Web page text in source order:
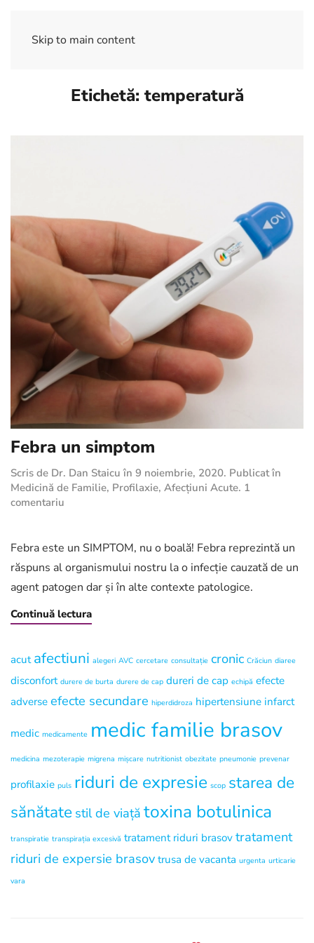
Skip to main content
Etichetă: temperatură
Febra un simptom
Scris de Dr. Dan Staicu în 9 noiembrie, 2020. Publicat în
Medicină de Familie, Profilaxie, Afecțiuni Acute. 1
comentariu
simptom
Febra este un SIMPTOM, nu o boală! Febra reprezintă un
răspuns al organismului nostru la o infecție cauzată de un
agent patogen dar și în alte contexte patologice.
Continuă lectura
acut afectiuni alegeri AVC cercetare consultație cronic Crăciun diaree
disconfort durere de burta durere de cap dureri de cap echipă efecte
adverse efecte secundare hiperdidroza hipertensiune infarct
medic medicamente medic familie brasov
medicina mezoterapie migrena mișcare nutritionist obezitate pneumonie prevenar
profilaxie puls riduri de expresie scop starea de
sănătate stil de viață toxina botulinica
transpiratie transpirația excesivă tratament riduri brasov tratament
riduri de expersie brasov trusa de vacanta urgenta urticarie
vara